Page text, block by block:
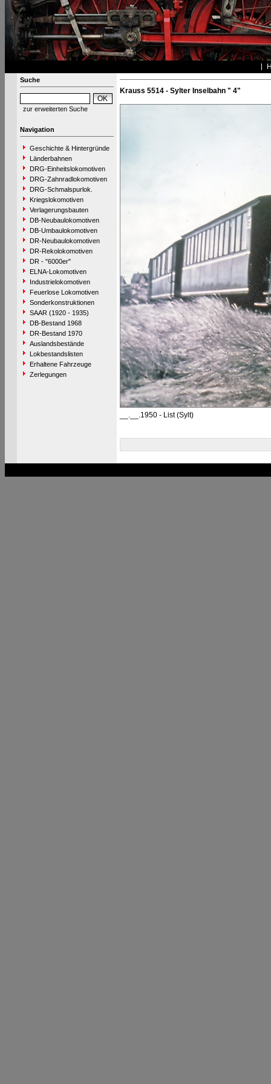
Suche
zur erweiterten Suche
Navigation
Geschichte & Hintergründe
Länderbahnen
DRG-Einheitslokomotiven
DRG-Zahnradlokomotiven
DRG-Schmalspurlok.
Kriegslokomotiven
Verlagerungsbauten
DB-Neubaulokomotiven
DB-Umbaulokomotiven
DR-Neubaulokomotiven
DR-Rekolokomotiven
DR - "6000er"
ELNA-Lokomotiven
Industrielokomotiven
Feuerlose Lokomotiven
Sonderkonstruktionen
SAAR (1920 - 1935)
DB-Bestand 1968
DR-Bestand 1970
Auslandsbestände
Lokbestandslisten
Erhaltene Fahrzeuge
Zerlegungen
Krauss 5514 - Sylter Inselbahn " 4"
__.__.1950 - List (Sylt)